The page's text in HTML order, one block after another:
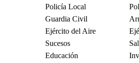
Policía Local
Guardia Civil
Ejército del Aire
Sucesos
Educación